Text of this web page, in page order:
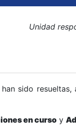
Unidad
sido resueltas,
en curso y